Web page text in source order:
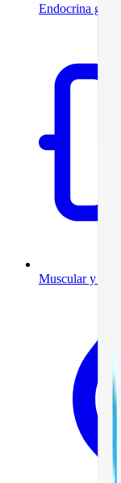
Endocrina
Muscular y